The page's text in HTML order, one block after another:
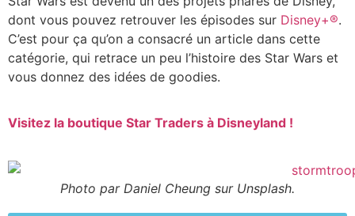
dont vous pouvez retrouver les épisodes sur Disney+®.
C’est pour ça qu’on a consacré un article dans cette
catégorie, qui retrace un peu l’histoire des Star Wars et
vous donnez des idées de goodies.
Visitez la boutique Star Traders à Disneyland !
Photo par Daniel Cheung sur Unsplash.